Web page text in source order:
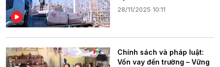
28/11/2025 10:11
Chính sách và pháp luật:
Vốn vay đến trường – Vững